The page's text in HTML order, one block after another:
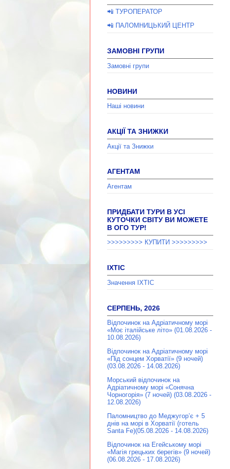
📲 ТУРОПЕРАТОР
📲 ПАЛОМНИЦЬКИЙ ЦЕНТР
ЗАМОВНІ ГРУПИ
Замовні групи
НОВИНИ
Наші новини
АКЦІЇ ТА ЗНИЖКИ
Акції та Знижки
АГЕНТАМ
Агентам
ПРИДБАТИ ТУРИ В УСІ
КУТОЧКИ СВІТУ ВИ МОЖЕТЕ
В ОГО ТУР!
>>>>>>>>> КУПИТИ >>>>>>>>>
ІХТІС
Значення ІХТІС
СЕРПЕНЬ, 2026
Відпочинок на Адріатичному морі
«Моє італійське літо» (01.08.2026 -
10.08.2026)
Відпочинок на Адріатичному морі
«Під сонцем Хорватії» (9 ночей)
(03.08.2026 - 14.08.2026)
Морський відпочинок на
Адріатичному морі «Сонячна
Чорногорія» (7 ночей) (03.08.2026 -
12.08.2026)
Паломництво до Меджугор’є + 5
днів на морі в Хорватії (готель
Santa Fe)(05.08.2026 - 14.08.2026)
Відпочинок на Егейському морі
«Магія грецьких берегів» (9 ночей)
(06.08.2026 - 17.08.2026)